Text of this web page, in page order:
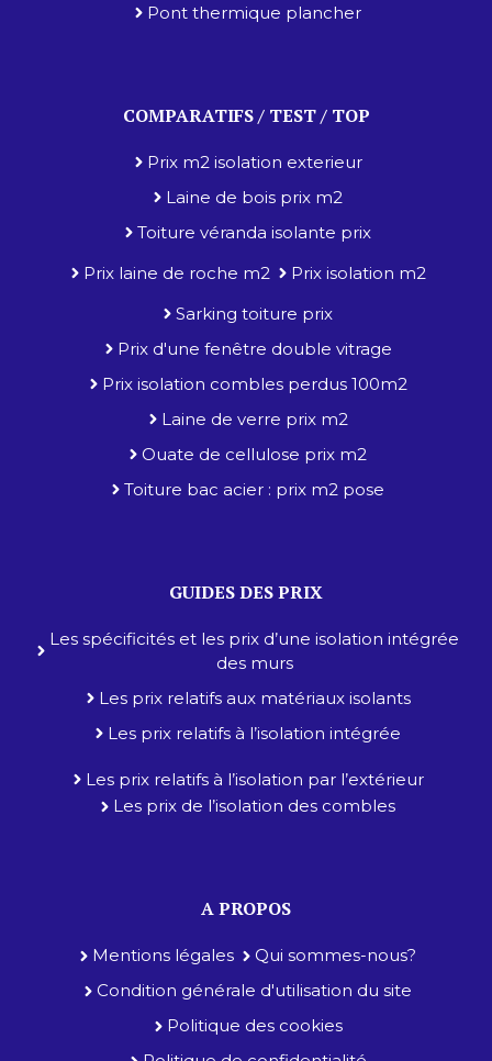
Pont thermique plancher
COMPARATIFS / TEST / TOP
Prix m2 isolation exterieur
Laine de bois prix m2
Toiture véranda isolante prix
Prix laine de roche m2
Prix isolation m2
Sarking toiture prix
Prix d'une fenêtre double vitrage
Prix isolation combles perdus 100m2
Laine de verre prix m2
Ouate de cellulose prix m2
Toiture bac acier : prix m2 pose
GUIDES DES PRIX
Les spécificités et les prix d’une isolation intégrée
des murs
Les prix relatifs aux matériaux isolants
Les prix relatifs à l’isolation intégrée
Les prix relatifs à l’isolation par l’extérieur
Les prix de l’isolation des combles
A PROPOS
Mentions légales
Qui sommes-nous?
Condition générale d'utilisation du site
Politique des cookies